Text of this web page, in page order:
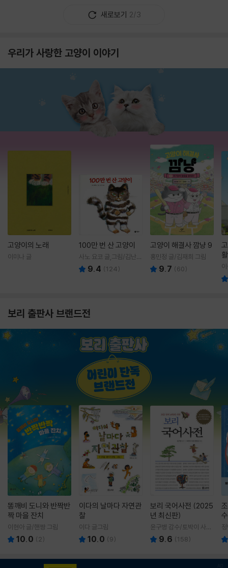
새로보기 2/3
우리가 사랑한 고양이 이야기
고양이의 노래
이미나 글
100만 번 산 고양이
사노 요코 글,그림/김난주
역 9.4 (124)
고양이 해결사 깜냥 9
홍민정 글/김재희 그림
9.7 (60)
보리 출판사 브랜드전
똥깨비 도니와 반짝반
짝 마을 잔치
이현아 글/핸짱 그림
10.0 ( 2)
이다의 날마다 자연관
찰
이다 글그림
10.0 (9)
보리 국어사전 (2025
년 최신판)
윤구병 감수/토박이 사전
편찬실 편
9.6 (158)